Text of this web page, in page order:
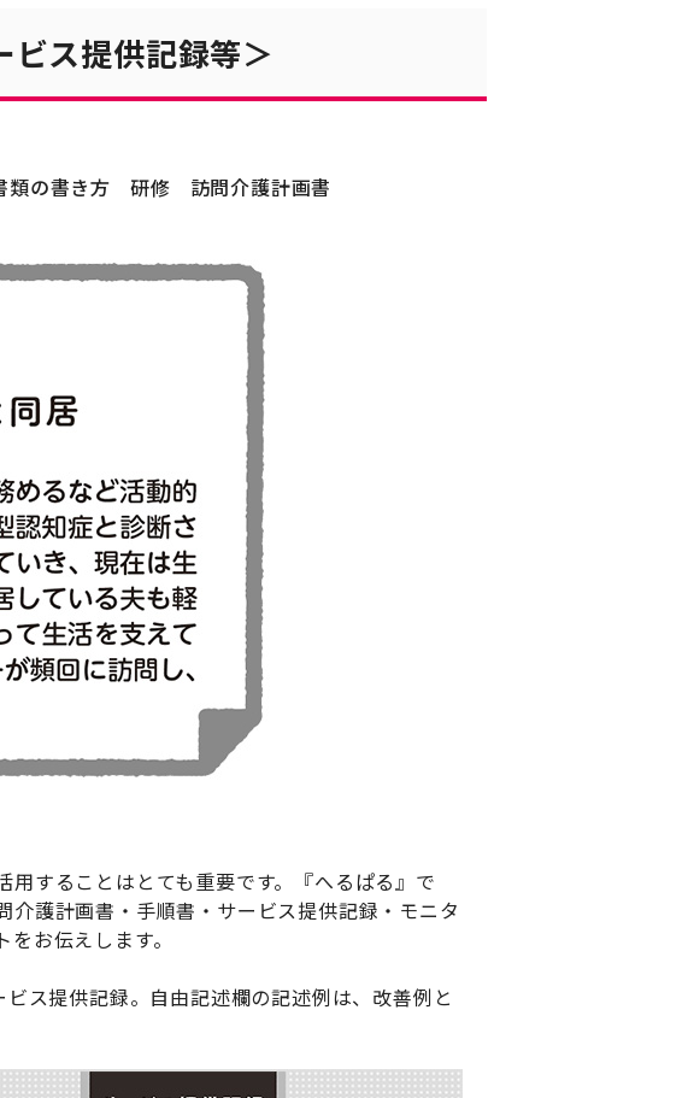
ス提供記録等＞
類の書き方 研修 訪問介護計画書
することはとても重要です。『へるぱる』で
護計画書・手順書・サービス提供記録・モニタ
お伝えします。
ス提供記録。自由記述欄の記述例は、改善例と